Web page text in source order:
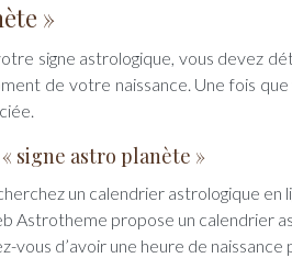
»
signe astrologique, vous devez
de votre naissance. Une fois
signe astro planète »
un calendrier astrologique en
Astrotheme propose un calendrier
vous d’avoir une heure de